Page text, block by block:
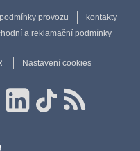
podmínky provozu
kontakty
a reklamační podmínky
Nastavení cookies